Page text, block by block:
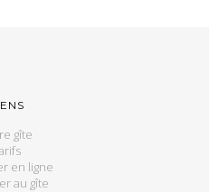
gîte
en ligne
au gîte